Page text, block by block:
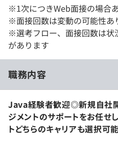
※1次につきWeb面接の場合
※面接回数は変動の可能性あ
※選考フロー、面接回数は状
があります
職務内容
Java経験者歓迎◎新規自社
ジメントのサポートをお任せ
トどちらのキャリアも選択可